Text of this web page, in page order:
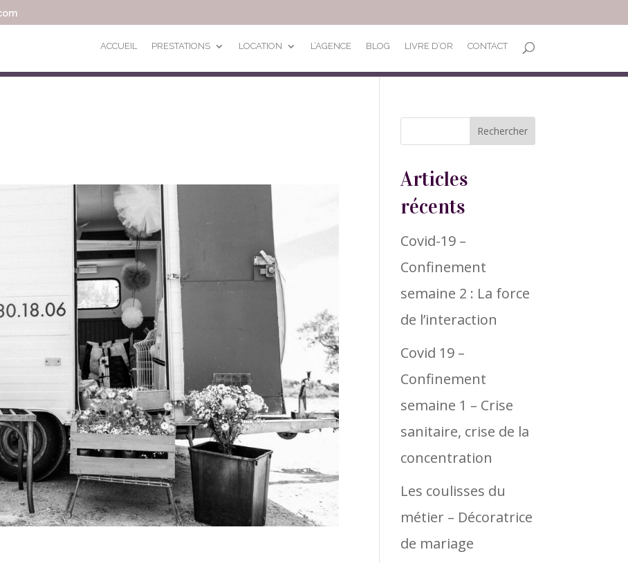
ACCUEIL PRESTATIONS LOCATION L’AGENCE BLOG LIVRE D’OR CONTACT
Articles
récents
Covid-19 –
Confinement
semaine 2 : La force
de l’interaction
Covid 19 –
Confinement
semaine 1 – Crise
sanitaire, crise de la
concentration
Les coulisses du
métier – Décoratrice
de mariage